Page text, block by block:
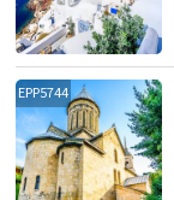
EPP5744